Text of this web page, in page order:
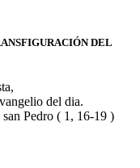
DEL
del dia.
Pedro ( 1, 16-19 )